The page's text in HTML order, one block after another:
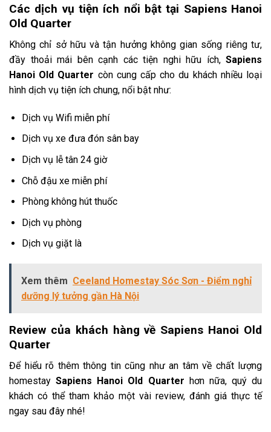
Các dịch vụ tiện ích nổi bật tại Sapiens Hanoi
Old Quarter
Không chỉ sở hữu và tận hưởng không gian sống riêng tư,
đầy thoải mái bên cạnh các tiện nghi hữu ích, Sapiens
Hanoi Old Quarter còn cung cấp cho du khách nhiều loại
hình dịch vụ tiện ích chung, nổi bật như:
Dịch vụ Wifi miễn phí
Dịch vụ xe đưa đón sân bay
Dịch vụ lễ tân 24 giờ
Chỗ đậu xe miễn phí
Phòng không hút thuốc
Dịch vụ phòng
Dịch vụ giặt là
Xem thêm Ceeland Homestay Sóc Sơn - Điểm nghỉ
dưỡng lý tưởng gần Hà Nội
Review của khách hàng về Sapiens Hanoi Old
Quarter
Để hiểu rõ thêm thông tin cũng như an tâm về chất lượng
homestaySapiens Hanoi Old Quarter hơn nữa, quý du
khách có thể tham khảo một vài review, đánh giá thực tế
ngay sau đây nhé!